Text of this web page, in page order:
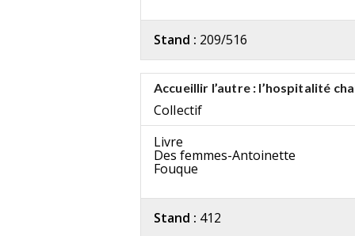
Stand : 209/516
Accueillir l’autre : l’hospitalité
Collectif
Livre
Des femmes-Antoinette
Fouque
Stand : 412